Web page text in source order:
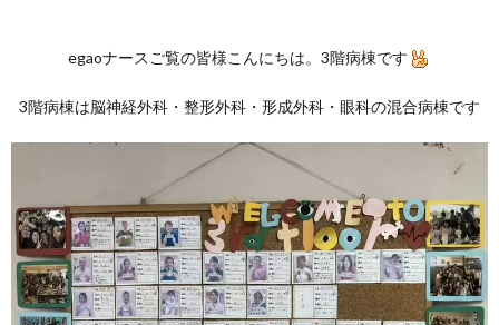
egaoナースご覧の皆様こんにちは。3階病棟です
3階病棟は脳神経外科・整形外科・形成外科・眼科の混合病棟です